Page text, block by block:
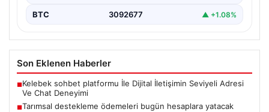
BTC 3092677 ▲ +1.08%
Son Eklenen Haberler
■Kelebek sohbet platformu İle Dijital İletişimin Seviyeli Adresi
Ve Chat Deneyimi
■Tarımsal destekleme ödemeleri bugün hesaplara yatacak